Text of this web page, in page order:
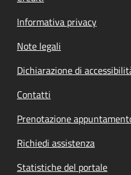
Informativa privacy
Note legali
Dichiarazione di
Contatti
Prenotazione
Richiedi assistenza
Statistiche del portale